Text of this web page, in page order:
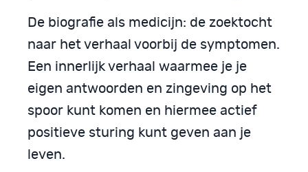
De biografie als medicijn: de zoektocht
naar het verhaal voorbij de symptomen.
Een innerlijk verhaal waarmee je je
eigen antwoorden en zingeving op het
spoor kunt komen en hiermee actief
positieve sturing kunt geven aan je
leven.